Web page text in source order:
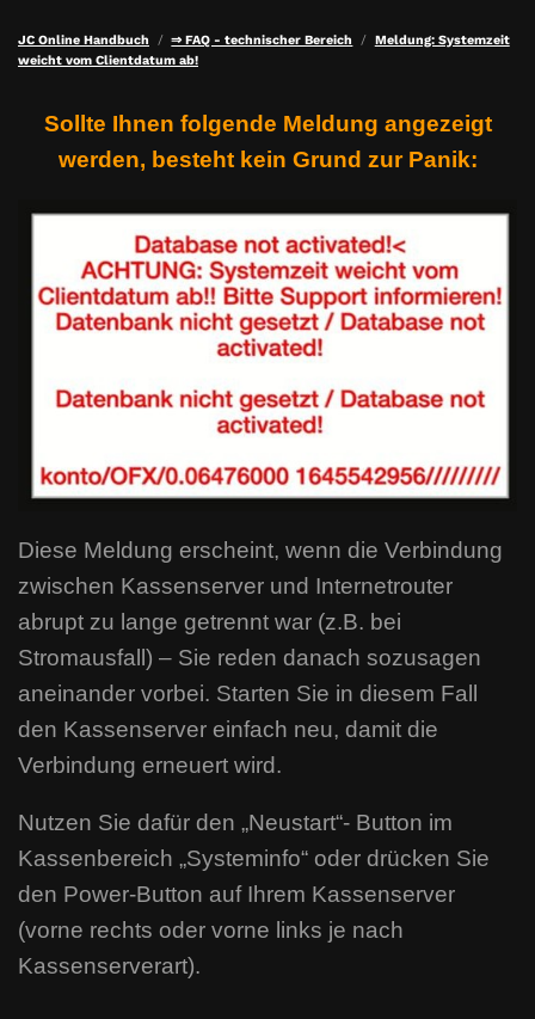
JC Online Handbuch ⇒ FAQ - technischer Bereich
Meldung: Systemzeit
weicht vom Clientdatum ab!
Sollte Ihnen folgende Meldung angezeigt
werden, besteht kein Grund zur Panik:
Diese Meldung erscheint, wenn die Verbindung
zwischen Kassenserver und Internetrouter
abrupt zu lange getrennt war (z.B. bei
Stromausfall) – Sie reden danach sozusagen
aneinander vorbei. Starten Sie in diesem Fall
den Kassenserver einfach neu, damit die
Verbindung erneuert wird.
Nutzen Sie dafür den „Neustart“- Button im
Kassenbereich „Systeminfo“ oder drücken Sie
den Power-Button auf Ihrem Kassenserver
(vorne rechts oder vorne links je nach
Kassenserverart).